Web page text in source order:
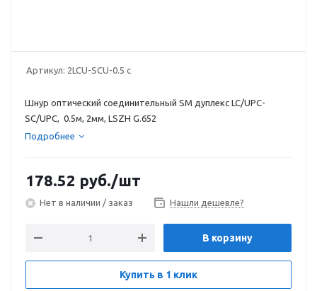
Артикул: 2LCU-SCU-0.5 c
Шнур оптический соединительный SM дуплекс LC/UPC-
SC/UPC, 0.5м, 2мм, LSZH G.652
Подробнее
178.52 руб./шт
Нет в наличии / заказ Нашли дешевле?
В корзину
Купить в 1 клик